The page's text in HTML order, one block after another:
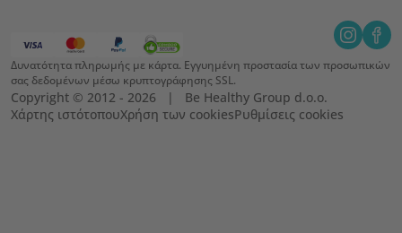
Δυνατότητα πληρωμής με κάρτα. Εγγυημένη προστασία των προσωπικών
σας δεδομένων μέσω κρυπτογράφησης SSL.
Copyright © 2012 - 2026   |   Be Healthy Group d.o.o.
Χάρτης ιστότοπουΧρήση των cookiesΡυθμίσεις cookies